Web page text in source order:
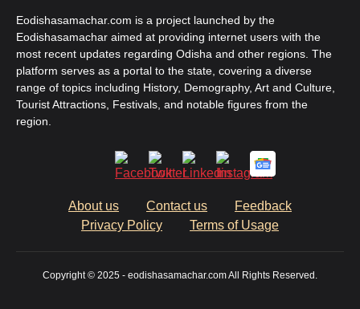
Eodishasamachar.com is a project launched by the
Eodishasamachar aimed at providing internet users with the
most recent updates regarding Odisha and other regions. The
platform serves as a portal to the state, covering a diverse
range of topics including History, Demography, Art and Culture,
Tourist Attractions, Festivals, and notable figures from the
region.
About us Contact us
Feedback
Privacy Policy
Terms of Usage
Copyright © 2025 - eodishasamachar.com All Rights Reserved.